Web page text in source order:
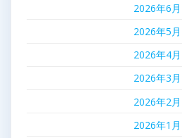
2026年6月
2026年5月
2026年4月
2026年3月
2026年2月
2026年1月